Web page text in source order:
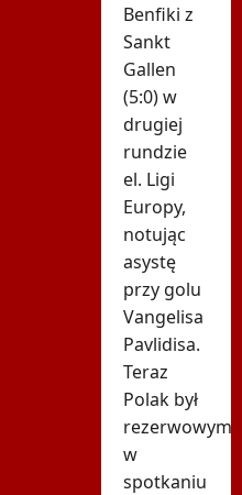
Benfiki z
Sankt
Gallen
(5:0) w
drugiej
rundzie
el. Ligi
Europy,
notując
asystę
przy golu
Vangelisa
Pavlidisa.
Teraz
Polak był
rezerwowym
w
spotkaniu